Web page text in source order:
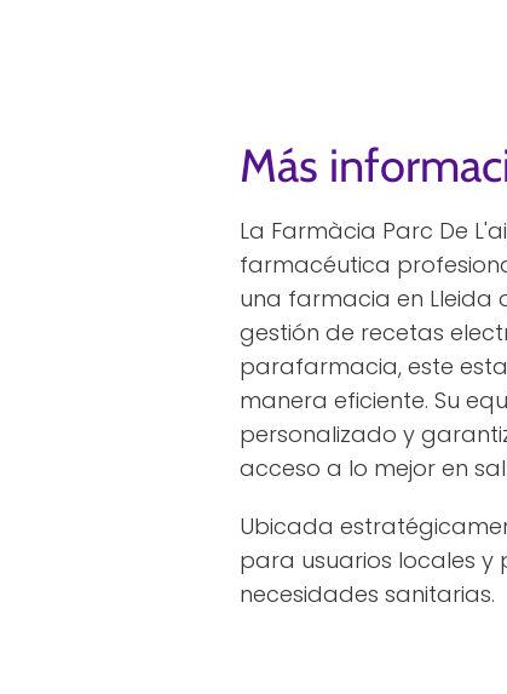
Más
La Farmàcia Parc De
farmacéutica
una farmacia en Lleida
gestión de recetas
parafarmacia, este
manera eficiente. Su
personalizado y
acceso a lo mejor en
Ubicada
para usuarios locales y
necesidades sanitarias.